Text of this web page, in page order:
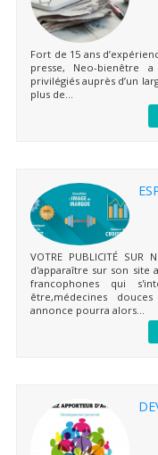
Fort de 15 ans
presse, Neo-bienêtre
privilégiés auprès d’un
plus de...
VOTRE PUBLICITÉ
d'apparaître sur son site
francophones qui
être,médecines
annonce pourra alors...